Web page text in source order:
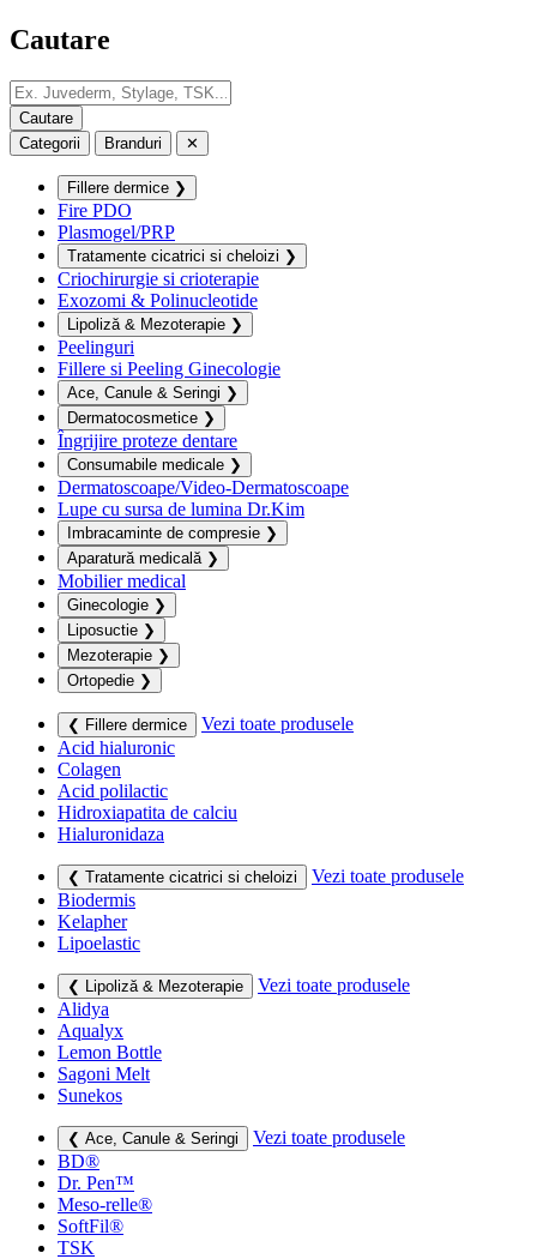
Cautare
Categorii Branduri ✕
Fillere dermice ❯
Fire PDO
Plasmogel/PRP
Tratamente cicatrici si cheloizi ❯
Criochirurgie si crioterapie
Exozomi & Polinucleotide
Lipoliză & Mezoterapie ❯
Peelinguri
Fillere si Peeling Ginecologie
Ace, Canule & Seringi ❯
Dermatocosmetice ❯
Îngrijire proteze dentare
Consumabile medicale ❯
Dermatoscoape/Video-Dermatoscoape
Lupe cu sursa de lumina Dr.Kim
Imbracaminte de compresie ❯
Aparatură medicală ❯
Mobilier medical
Ginecologie ❯
Liposuctie ❯
Mezoterapie ❯
Ortopedie ❯
❮ Fillere dermice
Vezi toate produsele
Acid hialuronic
Colagen
Acid polilactic
Hidroxiapatita de calciu
Hialuronidaza
❮ Tratamente cicatrici si cheloizi
Vezi toate produsele
Biodermis
Kelapher
Lipoelastic
❮ Lipoliză & Mezoterapie
Vezi toate produsele
Alidya
Aqualyx
Lemon Bottle
Sagoni Melt
Sunekos
❮ Ace, Canule & Seringi
Vezi toate produsele
BD®
Dr. Pen™
Meso-relle®
SoftFil®
TSK